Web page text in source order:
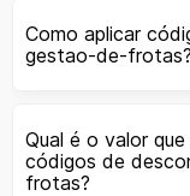
Como aplicar
gestao-de-frotas?
Qual é o valor
códigos de
frotas?